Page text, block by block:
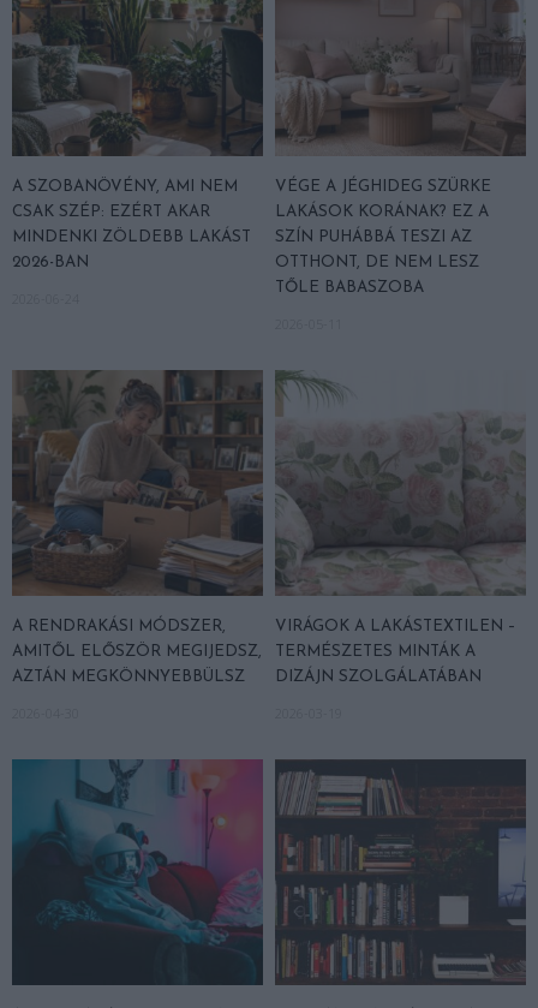
A SZOBANÖVÉNY, AMI NEM
CSAK SZÉP: EZÉRT AKAR
MINDENKI ZÖLDEBB LAKÁST
2026-BAN
VÉGE A JÉGHIDEG SZÜRKE
LAKÁSOK KORÁNAK? EZ A
SZÍN PUHÁBBÁ TESZI AZ
OTTHONT, DE NEM LESZ
TŐLE BABASZOBA
A RENDRAKÁSI MÓDSZER,
AMITŐL ELŐSZÖR MEGIJEDSZ,
AZTÁN MEGKÖNNYEBBÜLSZ
VIRÁGOK A LAKÁSTEXTILEN –
TERMÉSZETES MINTÁK A
DIZÁJN SZOLGÁLATÁBAN